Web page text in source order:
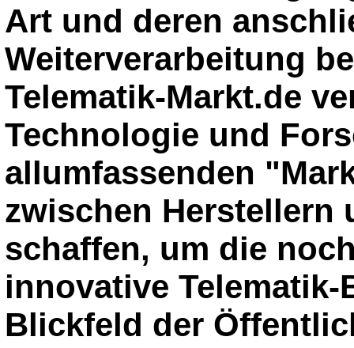
Art und deren
Weiterverarbeitung
Telematik-Markt.de
Technologie und
allumfassenden
zwischen Herstellern
schaffen, um die
innovative
Blickfeld der